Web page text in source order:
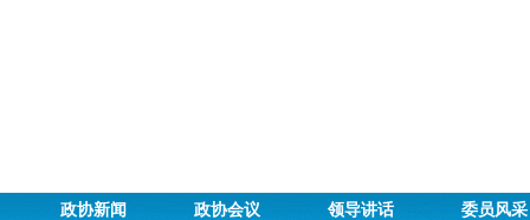
政协新闻 政协会议 领导讲话 委员风采